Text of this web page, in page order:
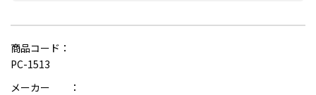
商品コード：
PC-1513
メーカー ：